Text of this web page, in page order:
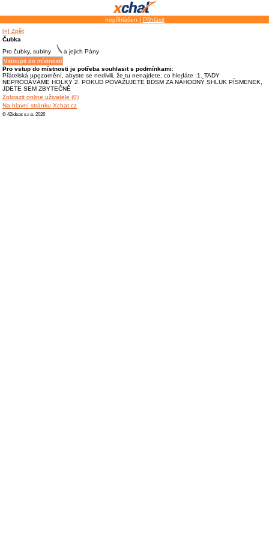
nepřihlášen | Přihlásit
[«] Zpět
Čubka
Pro čubky, subiny
a jejich Pány
Pro vstup do místnosti je potřeba souhlasit s podmínkami:
Přátelská upozornění, abyste se nedivili, že tu nenajdete, co hledáte :1. TADY
NEPRODÁVÁME HOLKY 2. POKUD POVAŽUJETE BDSM ZA NÁHODNÝ SHLUK PÍSMENEK,
JDETE SEM ZBYTEČNĚ
Zobrazit online uživatele (0)
Na hlavní stránku Xchat.cz
© 42ideas s.r.o. 2026